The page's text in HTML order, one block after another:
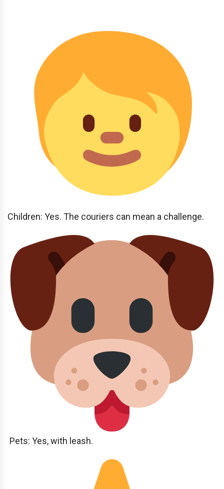
Children: Yes. The couriers can mean a challenge.
Pets: Yes, with leash.